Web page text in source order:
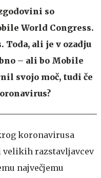
so
World Congress.
Toda, ali je v ozadju
– ali bo Mobile
svojo moč, tudi če
koronavirusa
velikih razstavljavcev
največjemu